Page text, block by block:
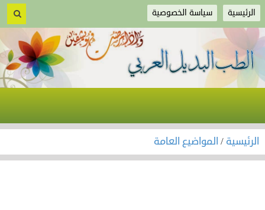
الرئيسية سياسة الخصوصية
الرئيسية / المواضيع العامة